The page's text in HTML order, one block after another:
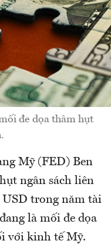
đe dọa thâm hụt
Mỹ (FED) Ben
ngân sách liên
USD trong năm tài
là mối đe dọa
với kinh tế Mỹ.